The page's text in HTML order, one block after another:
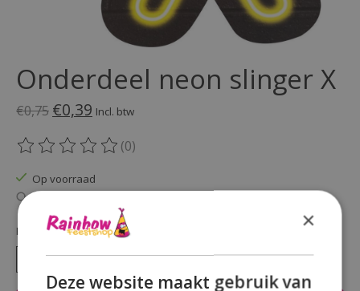
Onderdeel neon slinger X
€0,75 €0,39 Incl. btw
De beoordeling van dit product is
(0)
Op voorraad
Beschikbaarheid in de winkel controleren
Hoeveelheid: ×
Deze website maakt gebruik van